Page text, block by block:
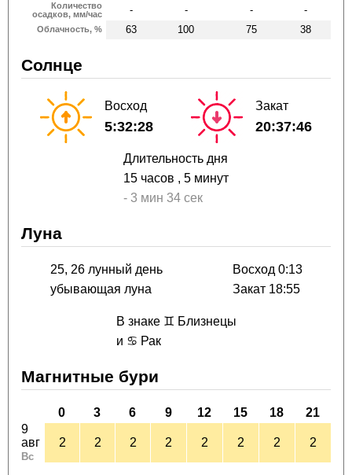
Количество
осадков, мм/час
- - - -
Облачность, % 63 100 75 38
Солнце
Восход
5:32:28
Закат
20:37:46
Длительность дня
15 часов , 5 минут
- 3 мин 34 сек
Луна
25, 26 лунный день
убывающая луна
Восход 0:13
Закат 18:55
В знаке ♊ Близнецы
и ♋ Рак
Магнитные бури
0 3 6 9 12 15 18
21
9
авг
Вс
2 2 2 2 2 2 2 2